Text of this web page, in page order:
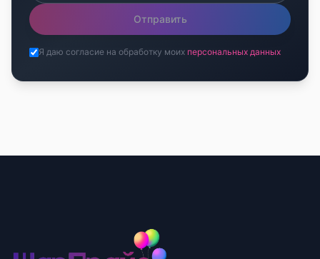
Отправить
Я даю согласие на обработку моих персональных данных